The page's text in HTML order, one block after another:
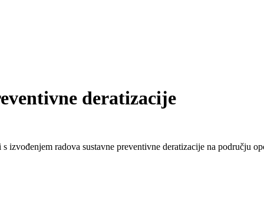
deratizacije
radova sustavne preventivne deratizacije na području